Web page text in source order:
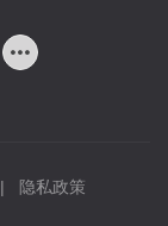
| 隐私政策